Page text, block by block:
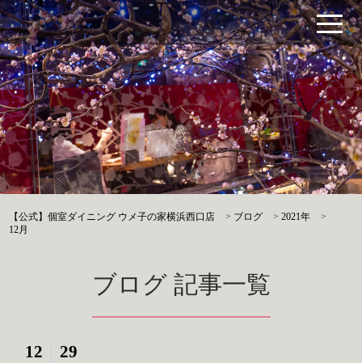
【公式】個室ダイニング ウメ子の家横浜西口店 > ブログ >2021年
>
12月
ブログ 記事一覧
12 29